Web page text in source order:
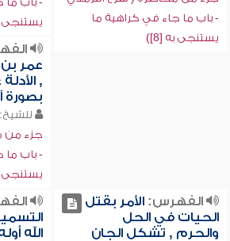
- باب ما جاء في كراهية ما
يستنجى به [8])
يستنجى به
عمر
,
بصورة
للشيخ:
جزء من
- باب ما
يستنجى به
الفهرس:الأمر بقتل
الحيات في الحل
والحرم , تشكل الجان
الله